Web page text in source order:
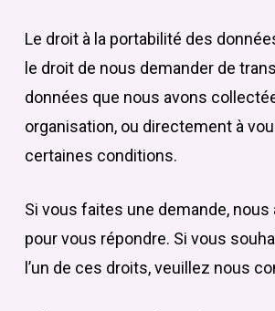
Le droit à la portabilité des
le droit de nous demander de
données que nous avons
organisation, ou directement à
certaines conditions.
Si vous faites une demande,
pour vous répondre. Si vous
l’un de ces droits, veuillez nous